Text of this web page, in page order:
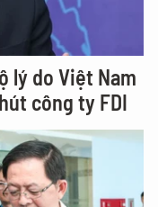
lý do Việt Nam
công ty FDI